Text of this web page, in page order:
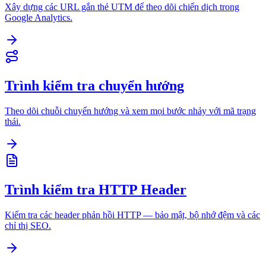
Xây dựng các URL gắn thẻ UTM để theo dõi chiến dịch trong
Google Analytics.
Trình kiểm tra chuyển hướng
Theo dõi chuỗi chuyển hướng và xem mọi bước nhảy với mã trạng
thái.
Trình kiểm tra HTTP Header
Kiểm tra các header phản hồi HTTP — bảo mật, bộ nhớ đệm và các
chỉ thị SEO.